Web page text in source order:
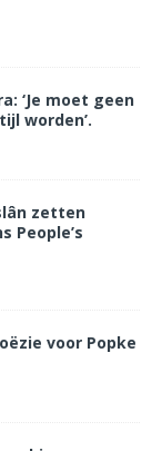
‘Je moet geen
worden’.
zetten
People’s
voor Popke